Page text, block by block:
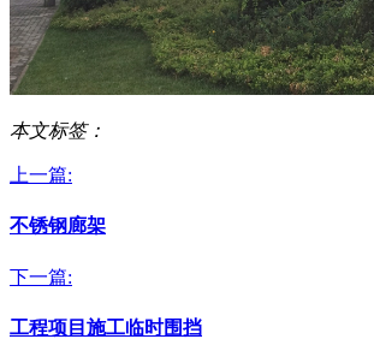
本文标签：
上一篇:
不锈钢廊架
下一篇:
工程项目施工临时围挡